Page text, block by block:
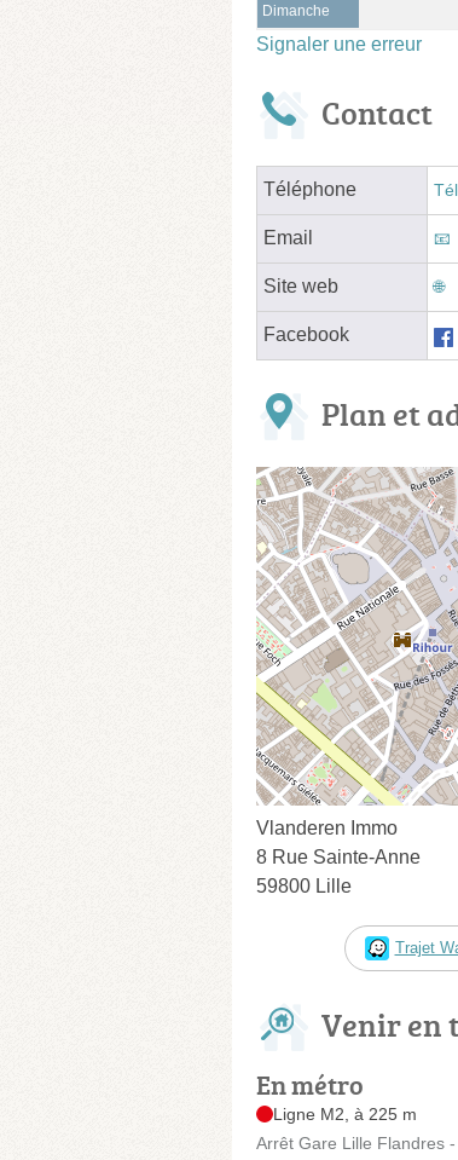
Dimanche
Signaler une erreur
Contact
Téléphone
Email
Site web
Facebook
Plan et
Vlanderen Immo
8 Rue Sainte-Anne
59800 Lille
Trajet
Venir en
En métro
Ligne M2, à 225 m
Arrêt Gare Lille Flandres